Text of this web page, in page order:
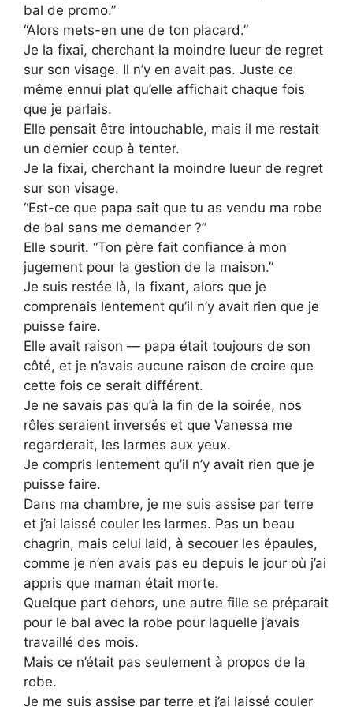
bal de promo.”
“Alors mets-en une de ton placard.”
Je la fixai, cherchant la moindre lueur de regret
sur son visage. Il n’y en avait pas. Juste ce
même ennui plat qu’elle affichait chaque fois
que je parlais.
Elle pensait être intouchable, mais il me restait
un dernier coup à tenter.
Je la fixai, cherchant la moindre lueur de regret
sur son visage.
“Est-ce que papa sait que tu as vendu ma robe
de bal sans me demander ?”
Elle sourit. “Ton père fait confiance à mon
jugement pour la gestion de la maison.”
Je suis restée là, la fixant, alors que je
comprenais lentement qu’il n’y avait rien que je
puisse faire.
Elle avait raison — papa était toujours de son
côté, et je n’avais aucune raison de croire que
cette fois ce serait différent.
Je ne savais pas qu’à la fin de la soirée, nos
rôles seraient inversés et que Vanessa me
regarderait, les larmes aux yeux.
Je compris lentement qu’il n’y avait rien que je
puisse faire.
Dans ma chambre, je me suis assise par terre
et j’ai laissé couler les larmes. Pas un beau
chagrin, mais celui laid, à secouer les épaules,
comme je n’en avais pas eu depuis le jour où j’ai
appris que maman était morte.
Quelque part dehors, une autre fille se préparait
pour le bal avec la robe pour laquelle j’avais
travaillé des mois.
Mais ce n’était pas seulement à propos de la
robe.
Je me suis assise par terre et j’ai laissé couler